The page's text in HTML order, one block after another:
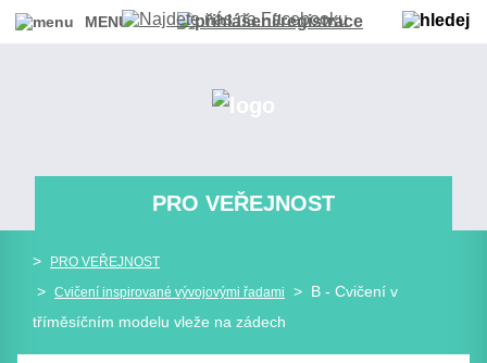
MENU
PRO VEŘEJNOST
> PRO VEŘEJNOST
> Cvičení inspirované vývojovými řadami
> B - Cvičení v
tříměsíčním modelu vleže na zádech